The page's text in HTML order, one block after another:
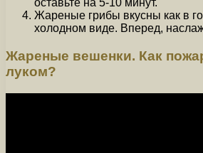
оставьте на 5-10 минут.
Жареные грибы вкусны как в
холодном виде. Вперед,
Жареные вешенки. Как
луком?